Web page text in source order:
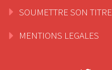
SOUMETTRE SON TITRE
MENTIONS LEGALES